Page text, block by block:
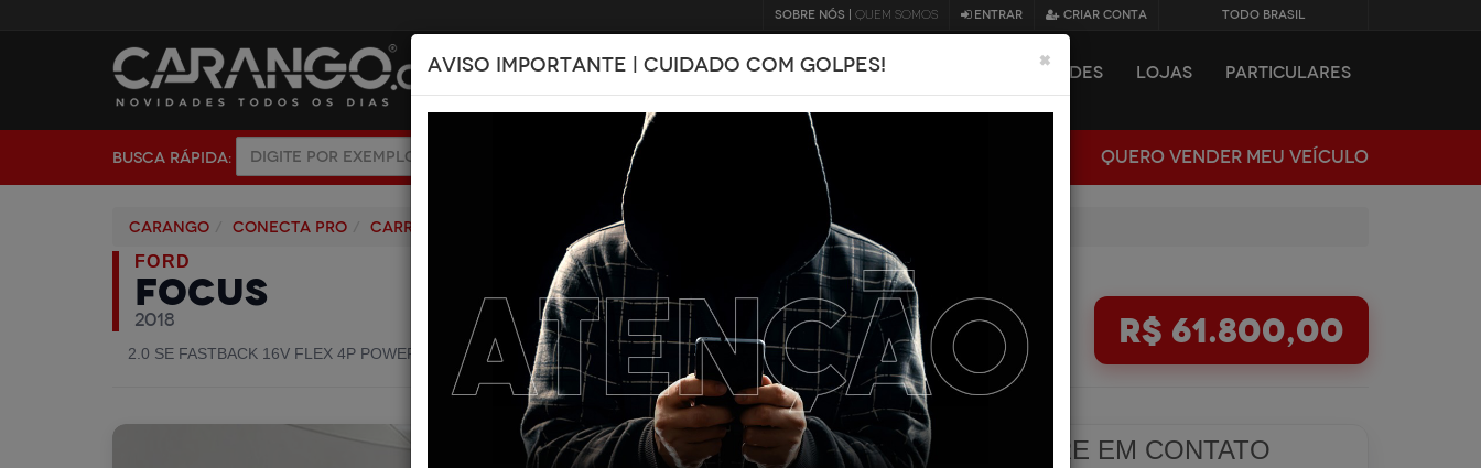
×
AVISO IMPORTANTE | CUIDADO COM GOLPES!
SOBRE NÓS | QUEM SOMOS ENTRAR CRIAR CONTA TODO BRASIL
NOVIDADES LOJAS PARTICULARES
BUSCA RÁPIDA: QUERO VENDER MEU VEÍCULO
Carango Conecta pro Carros 2018
FORD
FOCUS
2018
2.0 SE FASTBACK 16V FLEX 4P POWERSHIFT· Código 132753
R$ 61.800,00
ENTRE EM CONTATO